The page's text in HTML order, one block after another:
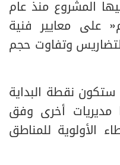
المشروع منذ عام
على معايير فنية
وتفاوت حجم
نقطة البداية
أخرى وفق
الأولوية للمناطق